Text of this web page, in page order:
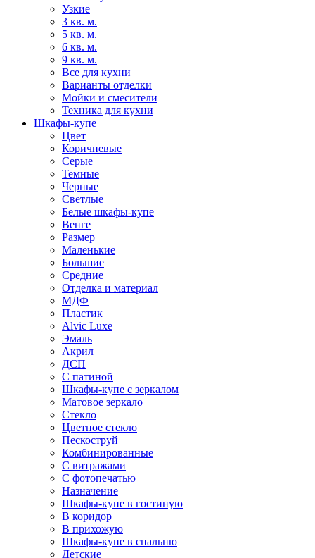
Узкие
3 кв. м.
5 кв. м.
6 кв. м.
9 кв. м.
Все для кухни
Варианты отделки
Мойки и смесители
Техника для кухни
Шкафы-купе
Цвет
Коричневые
Серые
Темные
Черные
Светлые
Белые шкафы-купе
Венге
Размер
Маленькие
Большие
Средние
Отделка и материал
МДФ
Пластик
Alvic Luxe
Эмаль
Акрил
ДСП
С патиной
Шкафы-купе с зеркалом
Матовое зеркало
Стекло
Цветное стекло
Пескоструй
Комбинированные
С витражами
С фотопечатью
Назначение
Шкафы-купе в гостиную
В коридор
В прихожую
Шкафы-купе в спальню
Детские